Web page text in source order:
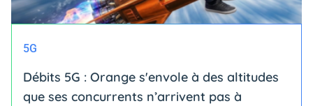
5G
Débits 5G : Orange s'envole à des altitudes
que ses concurrents n’arrivent pas à